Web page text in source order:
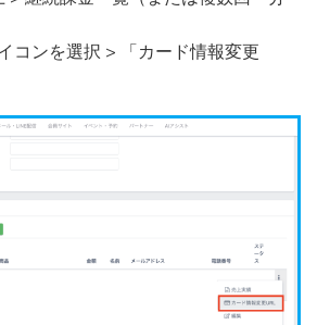
コンを選択 > 「カード情報変更